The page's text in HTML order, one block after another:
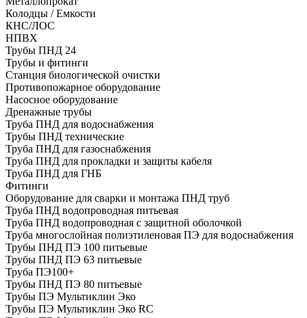
Колодцы / Емкости
КНС/ЛОС
НПВХ
Трубы ПНД 24
Трубы и фитинги
Cтанция биологической очистки
Противопожарное оборудование
Насосное оборудование
Дренажные трубы
Труба ПНД для водоснабжения
Трубы ПНД технические
Труба ПНД для газоснабжения
Труба ПНД для прокладки и защиты кабеля
Труба ПНД для ГНБ
Фитинги
Оборудование для сварки и монтажа ПНД труб
Труба ПНД водопроводная питьевая
Труба ПНД водопроводная с защитной оболочкой
Труба многослойная полиэтиленовая ПЭ для водоснабжения
Трубы ПНД ПЭ 100 питьевые
Трубы ПНД ПЭ 63 питьевые
Труба ПЭ100+
Трубы ПНД ПЭ 80 питьевые
Трубы ПЭ Мультиклин Эко
Трубы ПЭ Мультиклин Эко RC